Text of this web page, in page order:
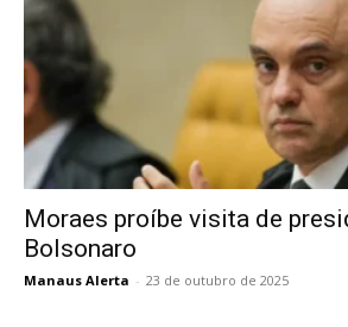
Moraes proíbe visita de
Bolsonaro
Manaus Alerta - 23 de outubro de 2025